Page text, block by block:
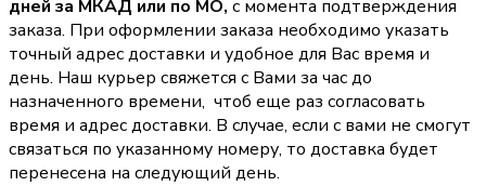
дней за МКАД или по МО, с момента подтверждения
заказа. При оформлении заказа необходимо указать
точный адрес доставки и удобное для Вас время и
день. Наш курьер свяжется с Вами за час до
назначенного времени, чтоб еще раз согласовать
время и адрес доставки. В случае, если с вами не смогут
связаться по указанному номеру, то доставка будет
перенесена на следующий день.